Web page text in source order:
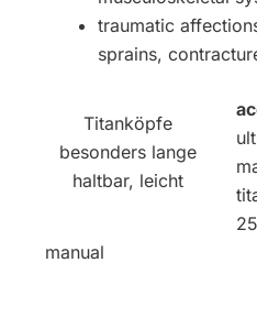
traumatic
sprains,
Titanköpfe
besonders lange
haltbar, leicht
manual